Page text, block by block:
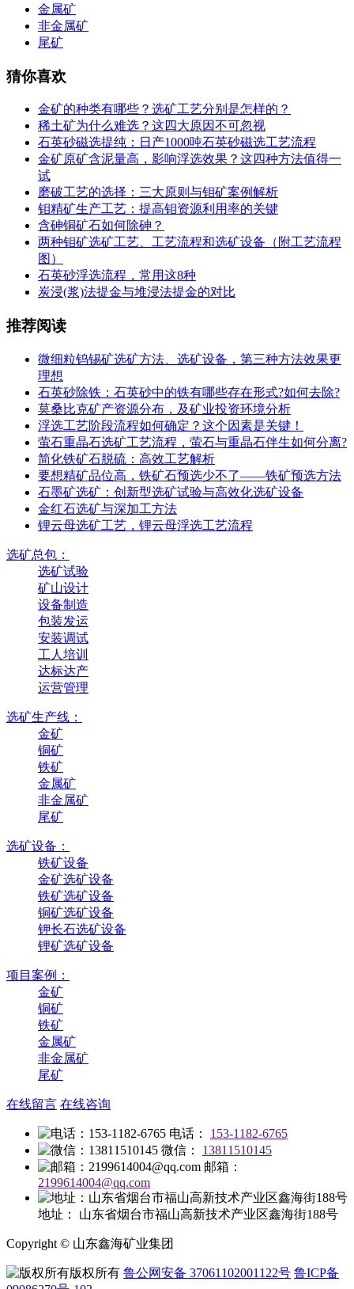
金属矿
非金属矿
尾矿
猜你喜欢
金矿的种类有哪些？选矿工艺分别是怎样的？
稀土矿为什么难选？这四大原因不可忽视
石英砂磁选提纯：日产1000吨石英砂磁选工艺流程
金矿原矿含泥量高，影响浮选效果？这四种方法值得一
试
磨破工艺的选择：三大原则与钼矿案例解析
钼精矿生产工艺：提高钼资源利用率的关键
含砷铜矿石如何除砷？
两种钼矿选矿工艺、工艺流程和选矿设备（附工艺流程
图）
石英砂浮选流程，常用这8种
炭浸(浆)法提金与堆浸法提金的对比
推荐阅读
微细粒钨锡矿选矿方法、选矿设备，第三种方法效果更
理想
石英砂除铁：石英砂中的铁有哪些存在形式?如何去除?
莫桑比克矿产资源分布，及矿业投资环境分析
浮选工艺阶段流程如何确定？这个因素是关键！
萤石重晶石选矿工艺流程，萤石与重晶石伴生如何分离?
简化铁矿石脱硫：高效工艺解析
要想精矿品位高，铁矿石预选少不了——铁矿预选方法
石墨矿选矿：创新型选矿试验与高效化选矿设备
金红石选矿与深加工方法
锂云母选矿工艺，锂云母浮选工艺流程
选矿总包：
选矿试验
矿山设计
设备制造
包装发运
安装调试
工人培训
达标达产
运营管理
选矿生产线：
金矿
铜矿
铁矿
金属矿
非金属矿
尾矿
选矿设备：
铁矿设备
金矿选矿设备
铁矿选矿设备
铜矿选矿设备
钾长石选矿设备
锂矿选矿设备
项目案例：
金矿
铜矿
铁矿
金属矿
非金属矿
尾矿
在线留言 在线咨询
电话：
153-1182-6765
微信：
13811510145
邮箱：
2199614004@qq.com
地址： 山东省烟台市福山高新技术产业区鑫海街188号
Copyright © 山东鑫海矿业集团
版权所有 鲁公网安备 37061102001122号 鲁ICP备